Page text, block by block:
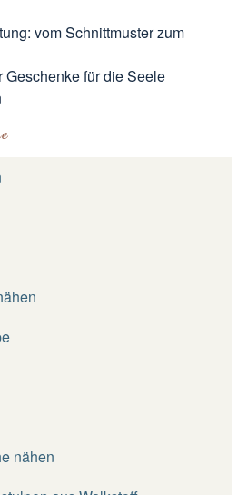
vom Schnittmuster zum
für die Seele
nähen